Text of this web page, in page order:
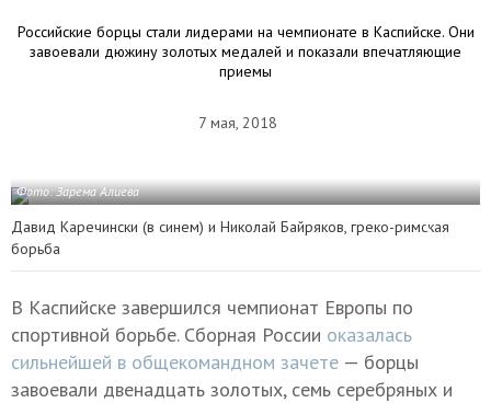
Российские борцы стали лидерами на чемпионате в Каспийске. Они
завоевали дюжину золотых медалей и показали впечатляющие
приемы
7 мая, 2018
Фото: Зарема Алиева
Давид Каречински (в синем) и Николай Байряков, греко-римская
борьба
В Каспийске завершился чемпионат Европы по
спортивной борьбе. Сборная России оказалась
сильнейшей в общекомандном зачете — борцы
завоевали двенадцать золотых, семь серебряных и